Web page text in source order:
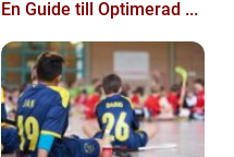
En Guide till Optimerad ...